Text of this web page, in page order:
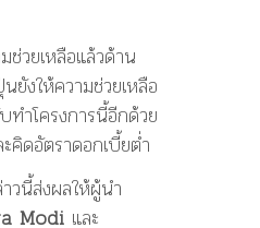
ช่วยเหลือแล้วด้าน
ยังให้ความช่วยเหลือ
ทำโครงการนี้อีกด้วย
คิดอัตราดอกเบี้ยต่ำ
วนี้ส่งผลให้ผู้นำ
Modi และ